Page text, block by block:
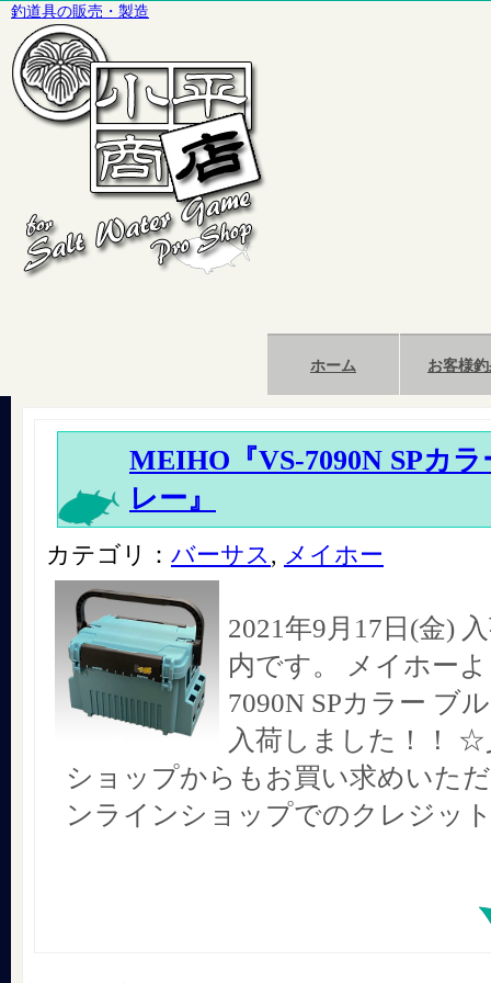
釣道具の販売・製造
ホーム お客様
MEIHO『VS-7090N SPカ
レー』
カテゴリ： バーサス , メイホー
2021年9月17日(金)
内です。 メイホー
7090N SPカラー ブ
入荷しました！！
ショップからもお買い求めいた
ンラインショップでのクレジッ